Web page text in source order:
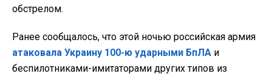
обстрелом.
Ранее сообщалось, что этой ночью российская армия
атаковала Украину 100-ю ударными БпЛА и
беспилотниками-имитаторами других типов из